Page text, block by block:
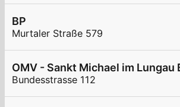
BP
Murtaler Straße 579
Bundesstrasse 112